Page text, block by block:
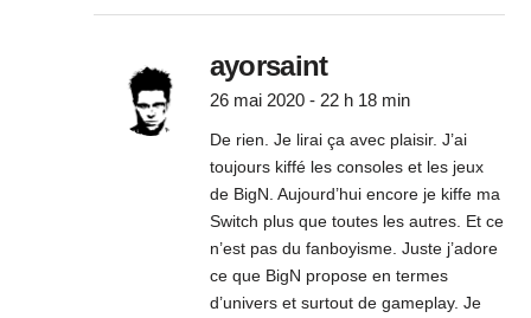
ayorsaint
26 mai 2020 - 22 h 18 min
De rien. Je lirai ça avec plaisir. J’ai
toujours kiffé les consoles et les jeux
de BigN. Aujourd’hui encore je kiffe ma
Switch plus que toutes les autres. Et ce
n’est pas du fanboyisme. Juste j’adore
ce que BigN propose en termes
d’univers et surtout de gameplay. Je